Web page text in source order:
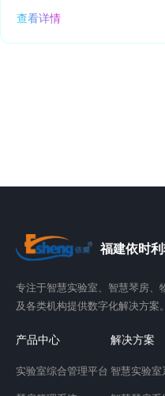
查看详情
福建依时
专注于智慧实验室、智慧琴房、
及各类机构提供数字化解决方案。
产品中心
实验室综合管理平台
解决方案
智慧实验室